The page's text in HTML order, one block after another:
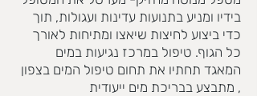
בידיו ומניע בתנועות עדינות ועגולות, תוך
כדי ביצוע לחיצות שיאצו ומתיחות לאורך
כל הגוף. טיפול במרכז נגיעות במים
המאגד תחתיו את תחום טיפול המים בצפון
, מתבצע בבריכת מים ייעודית